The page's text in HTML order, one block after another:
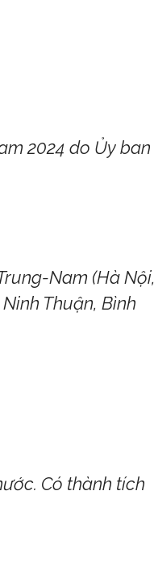
2024 do Ủy ban
Nam (Hà Nội,
Thuận, Bình
Có thành tích